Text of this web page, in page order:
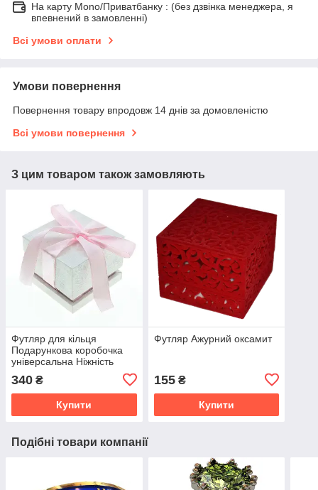
На карту Mono/Приватбанку : (без дзвінка менеджера, я
впевнений в замовленні)
Всі умови оплати
Умови повернення
Повернення товару впродовж 14 днів за домовленістю
Всі умови повернення
З цим товаром також замовляють
Футляр для кільця
Подарункова коробочка
універсальна Ніжність
340 ₴
Купити
Футляр Ажурний оксамит
155₴
Купити
Подібні товари компанії